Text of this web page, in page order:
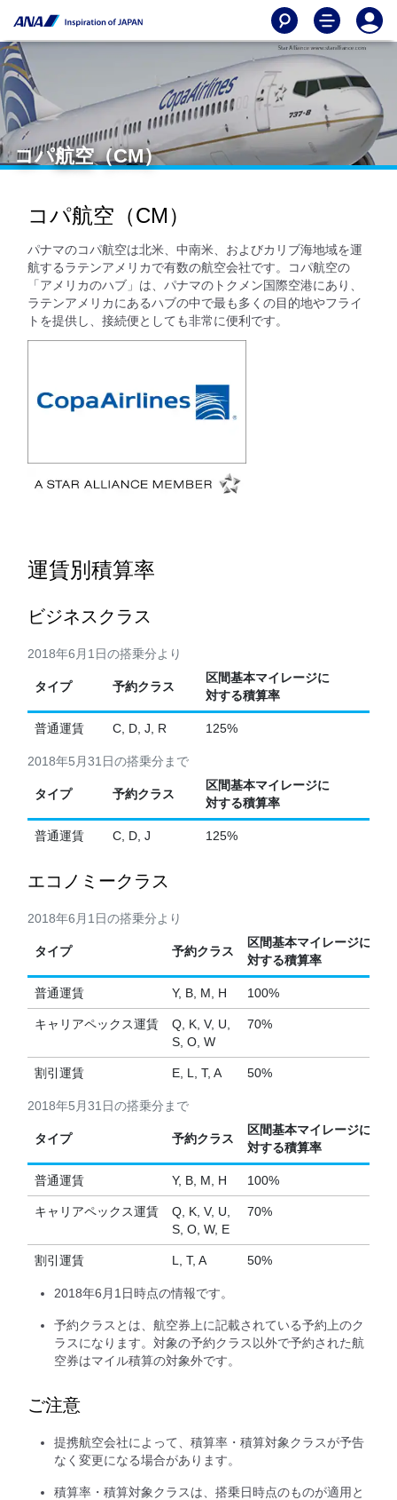
コパ航空（CM）
コパ航空（CM）
パナマのコパ航空は北米、中南米、およびカリブ海地域を運
航するラテンアメリカで有数の航空会社です。コパ航空の
「アメリカのハブ」は、パナマのトクメン国際空港にあり、
ラテンアメリカにあるハブの中で最も多くの目的地やフライ
トを提供し、接続便としても非常に便利です。
運賃別積算率
ビジネスクラス
2018年6月1日の搭乗分より
タイプ 予約クラス
区間基本マイレージに
対する積算率
普通運賃 C, D, J, R 125%
2018年5月31日の搭乗分まで
タイプ 予約クラス
区間基本マイレージに
対する積算率
普通運賃 C, D, J 125%
エコノミークラス
2018年6月1日の搭乗分より
タイプ 予約クラス
区間基本マイレージに
対する積算率
普通運賃 Y, B, M, H 100%
キャリアペックス運賃
Q, K, V, U,
S, O, W
70%
割引運賃 E, L, T, A 50%
2018年5月31日の搭乗分まで
タイプ 予約クラス
区間基本マイレージに
対する積算率
普通運賃 Y, B, M, H 100%
キャリアペックス運賃
Q, K, V, U,
S, O, W, E
70%
割引運賃 L, T, A 50%
2018年6月1日時点の情報です。
予約クラスとは、航空券上に記載されている予約上のク
ラスになります。対象の予約クラス以外で予約された航
空券はマイル積算の対象外です。
ご注意
提携航空会社によって、積算率・積算対象クラスが予告
なく変更になる場合があります。
積算率・積算対象クラスは、搭乗日時点のものが適用と